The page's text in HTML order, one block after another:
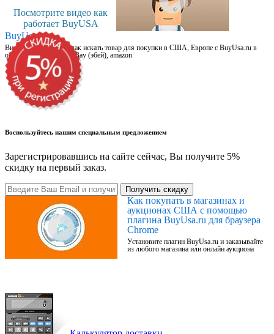
Посмотрите видео как
работает BuyUSA
BuyUsa.ru
Видео для новичков: как искать товар для покупки в США, Европе с BuyUsa.ru в
онлайн магазинах, на eBay (эбей), amazon
Воспользуйтесь нашим специальным предложением
Зарегистрировавшись на сайте сейчас, Вы получите 5%
скидку на первый заказ.
Получить скидку
Как покупать в магазинах и
аукционах США с помощью
плагина BuyUsa.ru для браузера
Chrome
Установите плагин BuyUsa.ru и заказывайте
из любого магазина или онлайн аукциона